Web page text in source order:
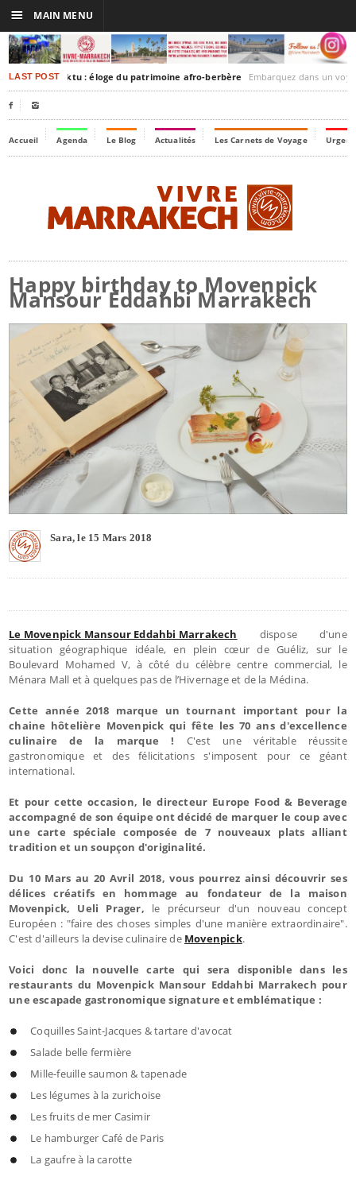
LAST POSTTimbuktu : éloge du patrimoine afro-berbère Embarquez dans un voyage culturel dans le
 
Accueil Agenda Le Blog Actualités Les Carnets de Voyage
Happy birthday to Movenpick
Mansour Eddahbi Marrakech
Sara, le 15 Mars 2018
Le Movenpick Mansour Eddahbi Marrakech dispose d'une
situation géographique idéale, en plein cœur de Guéliz, sur le
Boulevard Mohamed V, à côté du célèbre centre commercial, le
Ménara Mall et à quelques pas de l’Hivernage et de la Médina.
Cette année 2018 marque un tournant important pour la
chaine hôtelière Movenpick qui fête les 70 ans d'excellence
culinaire de la marque ! C'est une véritable réussite
gastronomique et des félicitations s'imposent pour ce géant
international.
Et pour cette occasion, le directeur Europe Food & Beverage
accompagné de son équipe ont décidé de marquer le coup avec
une carte spéciale composée de 7 nouveaux plats alliant
tradition et un soupçon d'originalité.
Du 10 Mars au 20 Avril 2018, vous pourrez ainsi découvrir ses
délices créatifs en hommage au fondateur de la maison
Movenpick, Ueli Prager, le précurseur d'un nouveau concept
Européen : "faire des choses simples d'une manière extraordinaire".
C'est d'ailleurs la devise culinaire de Movenpick.
Voici donc la nouvelle carte qui sera disponible dans les
restaurants du Movenpick Mansour Eddahbi Marrakech pour
une escapade gastronomique signature et emblématique :
Coquilles Saint-Jacques & tartare d'avocat
Salade belle fermière
Mille-feuille saumon & tapenade
Les légumes à la zurichoise
Les fruits de mer Casimir
Le hamburger Café de Paris
La gaufre à la carotte
☰ MAIN MENU